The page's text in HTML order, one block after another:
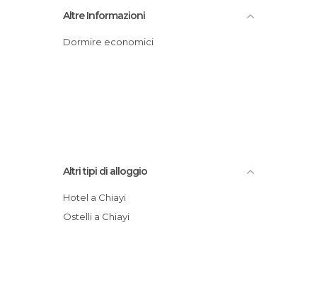
Altre Informazioni
Dormire economici
Altri tipi di alloggio
Hotel a Chiayi
Ostelli a Chiayi